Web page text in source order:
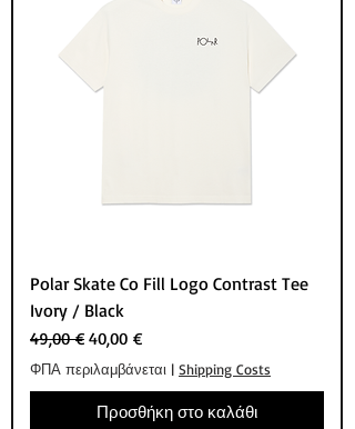
Polar Skate Co Fill Logo Contrast Tee
Ivory / Black
Κανονική τιμή
49,00 € Τιμή Έκπτωσης
40,00 €
ΦΠΑ περιλαμβάνεται | Shipping Costs
Προσθήκη στο καλάθι